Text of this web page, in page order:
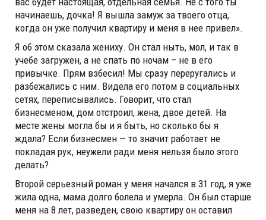
начинаешь, дочка! Я вышла замуж за твоего отца,
когда он уже получил квартиру и меня в нее привел».
Я об этом сказала жениху. Он стал ныть, мол, и так в
учебе загружен, а не спать по ночам – не в его
привычке. Прям взбесил! Мы сразу переругались и
разбежались с ним. Видела его потом в социальных
сетях, переписывались. Говорит, что стал
бизнесменом, дом отстроил, жена, двое детей. На
месте жены могла бы и я быть, но сколько бы я
ждала? Если бизнесмен — то значит работает не
покладая рук, неужели ради меня нельзя было этого
делать?
Второй серьезный роман у меня начался в 31 год, я уже
жила одна, мама долго болела и умерла. Он был старше
меня на 8 лет, разведен, свою квартиру он оставил